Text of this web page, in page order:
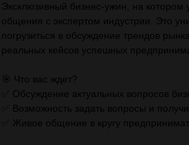
Эксклюзивный бизнес-ужин, на
общения с экспертом индустрии. Это
погрузиться в обсуждение трендов
реальных кейсов успешных
🎯 Что вас ждет?
✅ Обсуждение актуальных вопросов
✅ Возможность задать вопросы и
✅ Живое общение в кругу